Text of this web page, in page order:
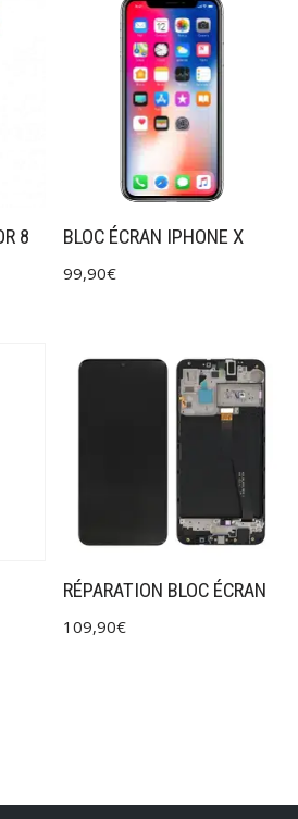
8 BLOC ÉCRAN IPHONE X
99,90€
RÉPARATION BLOC ÉCRAN
109,90€